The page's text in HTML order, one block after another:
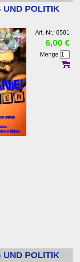
UND POLITIK
Art.-Nr.: 0501
6,00 €
Menge
UND POLITIK